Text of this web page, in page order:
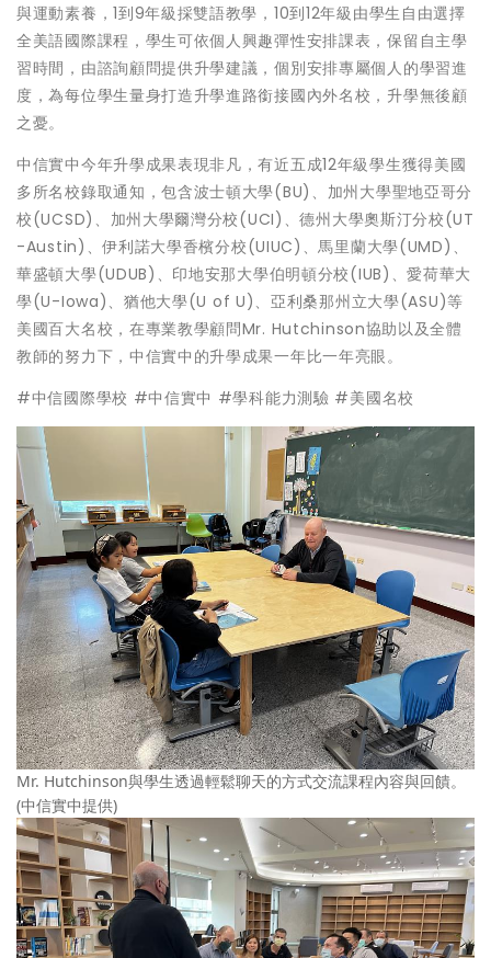
與運動素養，1到9年級採雙語教學，10到12年級由學生自由選擇
全美語國際課程，學生可依個人興趣彈性安排課表，保留自主學
習時間，由諮詢顧問提供升學建議，個別安排專屬個人的學習進
度，為每位學生量身打造升學進路銜接國內外名校，升學無後顧
之憂。
中信實中今年升學成果表現非凡，有近五成12年級學生獲得美國
多所名校錄取通知，包含波士頓大學(BU)、加州大學聖地亞哥分
校(UCSD)、加州大學爾灣分校(UCI)、德州大學奧斯汀分校(UT
-Austin)、伊利諾大學香檳分校(UIUC)、馬里蘭大學(UMD)、
華盛頓大學(UDUB)、印地安那大學伯明頓分校(IUB)、愛荷華大
學(U-Iowa)、猶他大學(U of U)、亞利桑那州立大學(ASU)等
美國百大名校，在專業教學顧問Mr. Hutchinson協助以及全體
教師的努力下，中信實中的升學成果一年比一年亮眼。
#中信國際學校 #中信實中 #學科能力測驗 #美國名校
Mr. Hutchinson與學生透過輕鬆聊天的方式交流課程內容與回饋。
(中信實中提供)